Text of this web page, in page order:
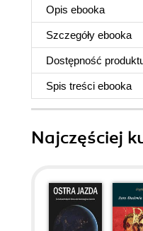
Opis ebooka
Szczegóły ebooka
Dostępność
Spis treści ebooka
Najczęściej